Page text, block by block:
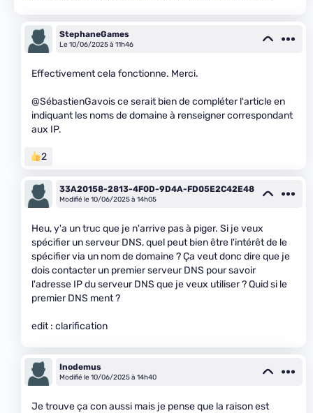
StephaneGames
Le 10/06/2025 à 11h46
Effectivement cela fonctionne. Merci.
@SébastienGavois ce serait bien de compléter l'article en
indiquant les noms de domaine à renseigner correspondant
aux IP.
2
33A20158-2813-4F0D-9D4A-FD05E2C42E48
Modifié le 10/06/2025 à 14h05
Heu, y'a un truc que je n'arrive pas à piger. Si je veux
spécifier un serveur DNS, quel peut bien être l'intérêt de le
spécifier via un nom de domaine ? Ça veut donc dire que je
dois contacter un premier serveur DNS pour savoir
l'adresse IP du serveur DNS que je veux utiliser ? Quid si le
premier DNS ment ?
edit : clarification
Inodemus
Modifié le 10/06/2025 à 14h40
Je trouve ça con aussi mais je pense que la raison est